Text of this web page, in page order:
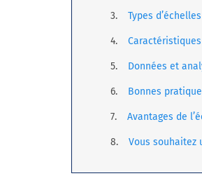
Types
Données et
Bonnes
Avantages de
Vous souhaitez